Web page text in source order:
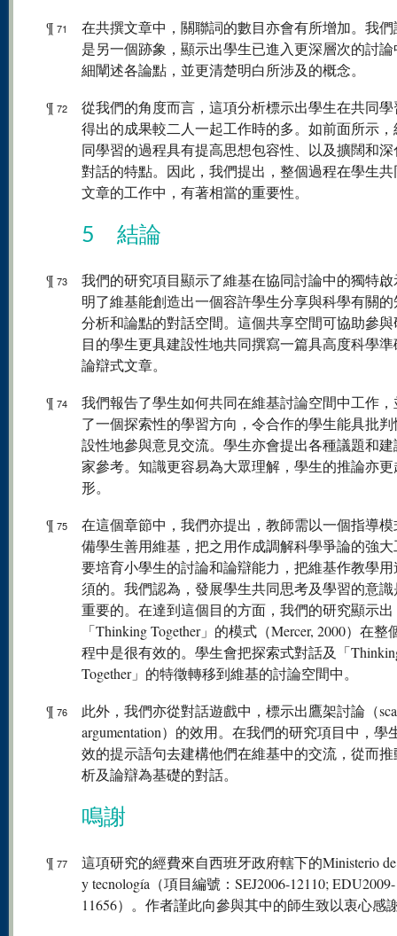
¶ 71
在共撰文章中，關聯詞的數目亦會有所增加。我
是另一個跡象，顯示出學生已進入更深層次的討
細闡述各論點，並更清楚明白所涉及的概念。
¶ 72
從我們的角度而言，這項分析標示出學生在共同
得出的成果較二人一起工作時的多。如前面所示
同學習的過程具有提高思想包容性、以及擴闊和
對話的特點。因此，我們提出，整個過程在學生
文章的工作中，有著相當的重要性。
5 結論
¶ 73
我們的研究項目顯示了維基在協同討論中的獨特
明了維基能創造出一個容許學生分享與科學有關
分析和論點的對話空間。這個共享空間可協助參
目的學生更具建設性地共同撰寫一篇具高度科學
論辯式文章。
¶ 74
我們報告了學生如何共同在維基討論空間中工作
了一個探索性的學習方向，令合作的學生能具批
設性地參與意見交流。學生亦會提出各種議題和
家參考。知識更容易為大眾理解，學生的推論亦更
形。
¶ 75
在這個章節中，我們亦提出，教師需以一個指導
備學生善用維基，把之用作成調解科學爭論的強
要培育小學生的討論和論辯能力，把維基作教學
須的。我們認為，發展學生共同思考及學習的意
重要的。在達到這個目的方面，我們的研究顯示出
「Thinking Together」的模式（Mercer, 2000）在整
程中是很有效的。學生會把探索式對話及「
Together」的特徵轉移到維基的討論空間中。
¶ 76
此外，我們亦從對話遊戲中，標示出鷹架討論（
argumentation）的效用。在我們的研究項目中，學
效的提示語句去建構他們在維基中的交流，從而
析及論辯為基礎的對話。
鳴謝
¶ 77
這項研究的經費來自西班牙政府轄下的Ministerio de
y tecnología（項目編號：SEJ2006-12110; EDU2009-
11656）。作者謹此向參與其中的師生致以衷心感